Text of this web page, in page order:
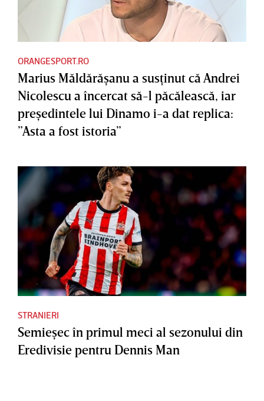
ORANGESPORT.RO
Marius Măldărăşanu a susţinut că Andrei
Nicolescu a încercat să-l păcălească, iar
preşedintele lui Dinamo i-a dat replica:
”Asta a fost istoria”
STRANIERI
Semieşec în primul meci al sezonului din
Eredivisie pentru Dennis Man